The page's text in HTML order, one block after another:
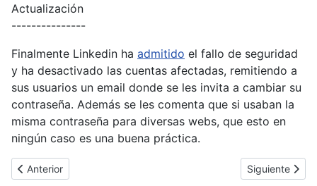
Actualización
---------------
Finalmente Linkedin ha admitido el fallo de seguridad
y ha desactivado las cuentas afectadas, remitiendo a
sus usuarios un email donde se les invita a cambiar su
contraseña. Además se les comenta que si usaban la
misma contraseña para diversas webs, que esto en
ningún caso es una buena práctica.
Artículo anterior: Nuevo parche de seguridad de Adobe Flash
Anterior Artículo
Siguiente